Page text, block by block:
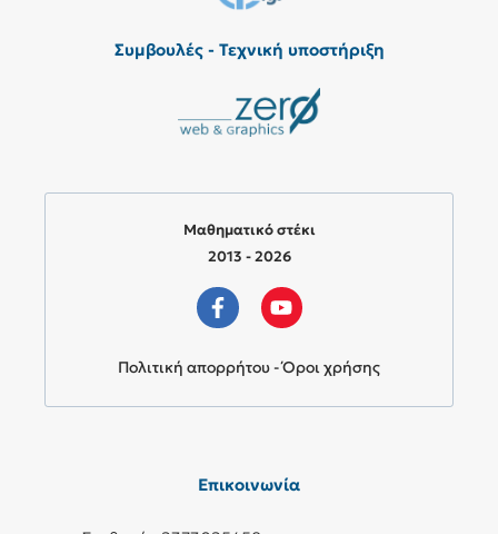
Συμβουλές - Τεχνική υποστήριξη
Μαθηματικό στέκι
2013 - 2026
Πολιτική απορρήτου - Όροι χρήσης
Επικοινωνία